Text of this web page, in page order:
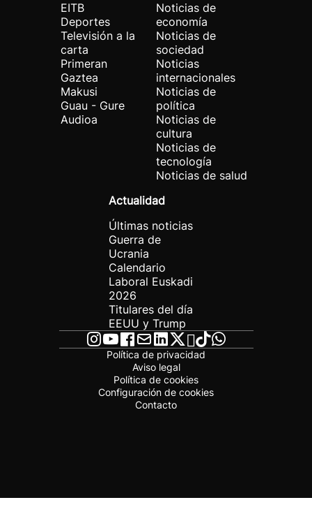
EITB
Deportes
Televisión a la
carta
Primeran
Gaztea
Makusi
Guau - Gure
Audioa
Noticias de
economía
Noticias de
sociedad
Noticias
internacionales
Noticias de
política
Noticias de
cultura
Noticias de
tecnología
Noticias de salud
Actualidad
Últimas noticias
Guerra de
Ucrania
Calendario
Laboral Euskadi
2026
Titulares del día
EEUU y Trump
Política de privacidad
Aviso legal
Política de cookies
Configuración de cookies
Contacto